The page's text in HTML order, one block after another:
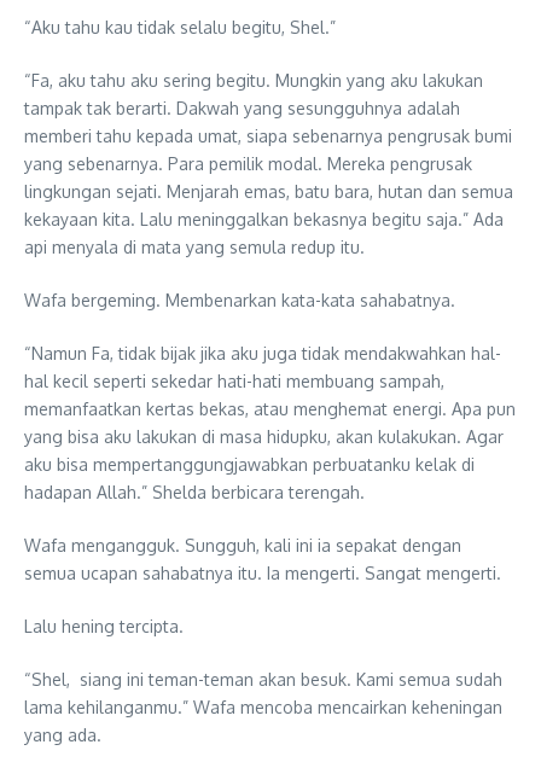
“Aku tahu kau tidak selalu begitu, Shel.”
“Fa, aku tahu aku sering begitu. Mungkin yang aku lakukan
tampak tak berarti. Dakwah yang sesungguhnya adalah
memberi tahu kepada umat, siapa sebenarnya pengrusak bumi
yang sebenarnya. Para pemilik modal. Mereka pengrusak
lingkungan sejati. Menjarah emas, batu bara, hutan dan semua
kekayaan kita. Lalu meninggalkan bekasnya begitu saja.” Ada
api menyala di mata yang semula redup itu.
Wafa bergeming. Membenarkan kata-kata sahabatnya.
“Namun Fa, tidak bijak jika aku juga tidak mendakwahkan hal-
hal kecil seperti sekedar hati-hati membuang sampah,
memanfaatkan kertas bekas, atau menghemat energi. Apa pun
yang bisa aku lakukan di masa hidupku, akan kulakukan. Agar
aku bisa mempertanggungjawabkan perbuatanku kelak di
hadapan Allah.” Shelda berbicara terengah.
Wafa mengangguk. Sungguh, kali ini ia sepakat dengan
semua ucapan sahabatnya itu. Ia mengerti. Sangat mengerti.
Lalu hening tercipta.
“Shel, siang ini teman-teman akan besuk. Kami semua sudah
lama kehilanganmu.” Wafa mencoba mencairkan keheningan
yang ada.